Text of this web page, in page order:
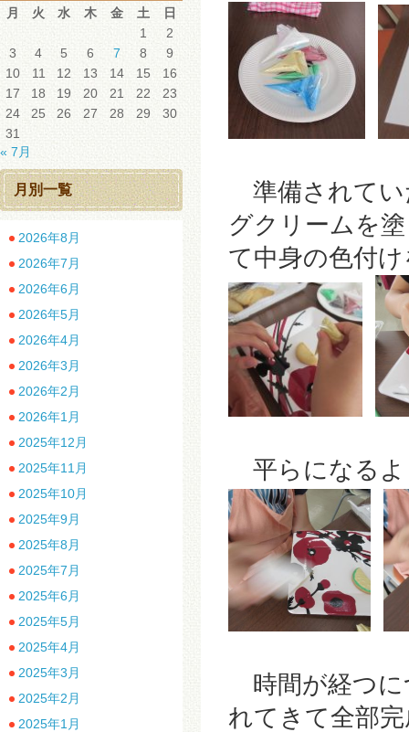
準備されてい
グクリームを
て中身の色付
平らになるよ
時間が経つに
れてきて全部
月
火 水 木 金 土
日
1
2
3
4 5 6 7 8
9
10
11 12 13 14 15
16
17
18 19 20 21 22
23
24
25 26 27 28 29
30
31
« 7月
月別一覧
2026年8月
2026年7月
2026年6月
2026年5月
2026年4月
2026年3月
2026年2月
2026年1月
2025年12月
2025年11月
2025年10月
2025年9月
2025年8月
2025年7月
2025年6月
2025年5月
2025年4月
2025年3月
2025年2月
2025年1月